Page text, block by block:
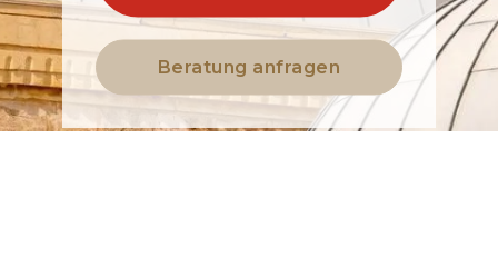
Beratung anfragen